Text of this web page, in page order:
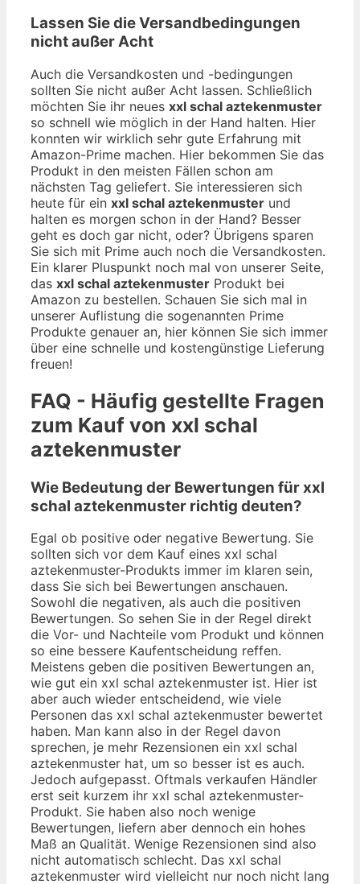
Lassen Sie die Versandbedingungen
nicht außer Acht
Auch die Versandkosten und -bedingungen
sollten Sie nicht außer Acht lassen. Schließlich
möchten Sie ihr neues xxl schal aztekenmuster
so schnell wie möglich in der Hand halten. Hier
konnten wir wirklich sehr gute Erfahrung mit
Amazon-Prime machen. Hier bekommen Sie das
Produkt in den meisten Fällen schon am
nächsten Tag geliefert. Sie interessieren sich
heute für ein xxl schal aztekenmuster und
halten es morgen schon in der Hand? Besser
geht es doch gar nicht, oder? Übrigens sparen
Sie sich mit Prime auch noch die Versandkosten.
Ein klarer Pluspunkt noch mal von unserer Seite,
das xxl schal aztekenmuster Produkt bei
Amazon zu bestellen. Schauen Sie sich mal in
unserer Auflistung die sogenannten Prime
Produkte genauer an, hier können Sie sich immer
über eine schnelle und kostengünstige Lieferung
freuen!
FAQ - Häufig gestellte Fragen
zum Kauf von xxl schal
aztekenmuster
Wie Bedeutung der Bewertungen für xxl
schal aztekenmuster richtig deuten?
Egal ob positive oder negative Bewertung. Sie
sollten sich vor dem Kauf eines xxl schal
aztekenmuster-Produkts immer im klaren sein,
dass Sie sich bei Bewertungen anschauen.
Sowohl die negativen, als auch die positiven
Bewertungen. So sehen Sie in der Regel direkt
die Vor- und Nachteile vom Produkt und können
so eine bessere Kaufentscheidung reffen.
Meistens geben die positiven Bewertungen an,
wie gut ein xxl schal aztekenmuster ist. Hier ist
aber auch wieder entscheidend, wie viele
Personen das xxl schal aztekenmuster bewertet
haben. Man kann also in der Regel davon
sprechen, je mehr Rezensionen ein xxl schal
aztekenmuster hat, um so besser ist es auch.
Jedoch aufgepasst. Oftmals verkaufen Händler
erst seit kurzem ihr xxl schal aztekenmuster-
Produkt. Sie haben also noch wenige
Bewertungen, liefern aber dennoch ein hohes
Maß an Qualität. Wenige Rezensionen sind also
nicht automatisch schlecht. Das xxl schal
aztekenmuster wird vielleicht nur noch nicht lang